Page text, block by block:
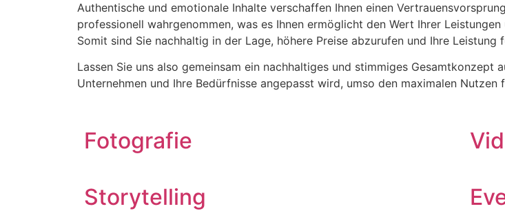
Authentische und emotionale Inhalte verschaffen Ihnen einen
professionell wahrgenommen, was es Ihnen ermöglicht den Wert Ihrer
Somit sind Sie nachhaltig in der Lage, höhere Preise abzurufen und Ihre
Lassen Sie uns also gemeinsam ein nachhaltiges und stimmiges
Unternehmen und Ihre Bedürfnisse angepasst wird, umso den maximalen Nutzen
Fotografie
Storytelling